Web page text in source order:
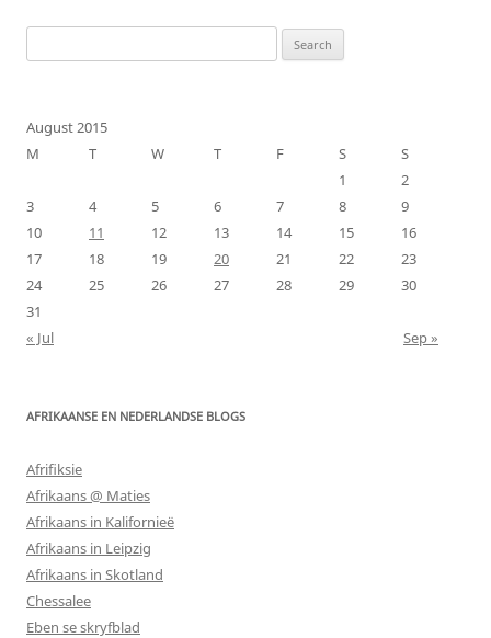
for:
August 2015
M
T W T F S
S
1
2
3
4 5 6 7 8
9
10
11 12 13 14 15
16
17
18 19 20 21 22
23
24
25 26 27 28 29
30
31
« Jul
Sep »
AFRIKAANSE EN NEDERLANDSE BLOGS
Afrifiksie
Afrikaans @ Maties
Afrikaans in Kalifornieë
Afrikaans in Leipzig
Afrikaans in Skotland
Chessalee
Eben se skryfblad